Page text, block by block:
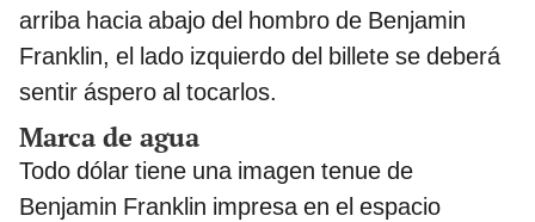
arriba hacia abajo del hombro de Benjamin
Franklin, el lado izquierdo del billete se deberá
sentir áspero al tocarlos.
Marca de agua
Todo dólar tiene una imagen tenue de
Benjamin Franklin impresa en el espacio